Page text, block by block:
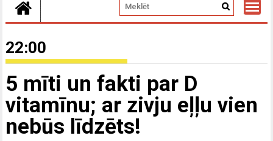
22:00
5 mīti un fakti par D
vitamīnu; ar zivju eļļu vien
nebūs līdzēts!